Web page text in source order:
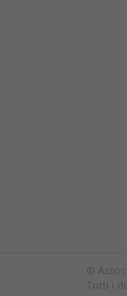
©
Tutti i